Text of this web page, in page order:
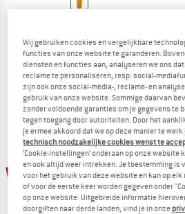
Donzen slaapzak
€ 398,95€ 339,11
5,0(2)
€
-20% -20%
Wij gebruiken cookies en vergelijkbare
functies van onze website te garanderen.
diensten en functies aan, analyseren we ons
reclame te personaliseren, resp. social-
zijn ook onze social-media-, reclame- en
gebruik van onze website. Sommige daarvan
zonder voldoende garanties om je gegevens te
tegen toegang door autoriteiten. Door het
je ermee akkoord dat we op deze manier te werk
technisch noodzakelijke cookies wenst te
‘Cookie-instellingen’ onderaan op onze website
en ook altijd weer intrekken. Je toestemming
voor het gebruik van deze website en kan op
of voor de eerste keer worden gegeven onder
op onze website. Uitgebreide informatie
doorgiften naar derde landen, vind je in onze